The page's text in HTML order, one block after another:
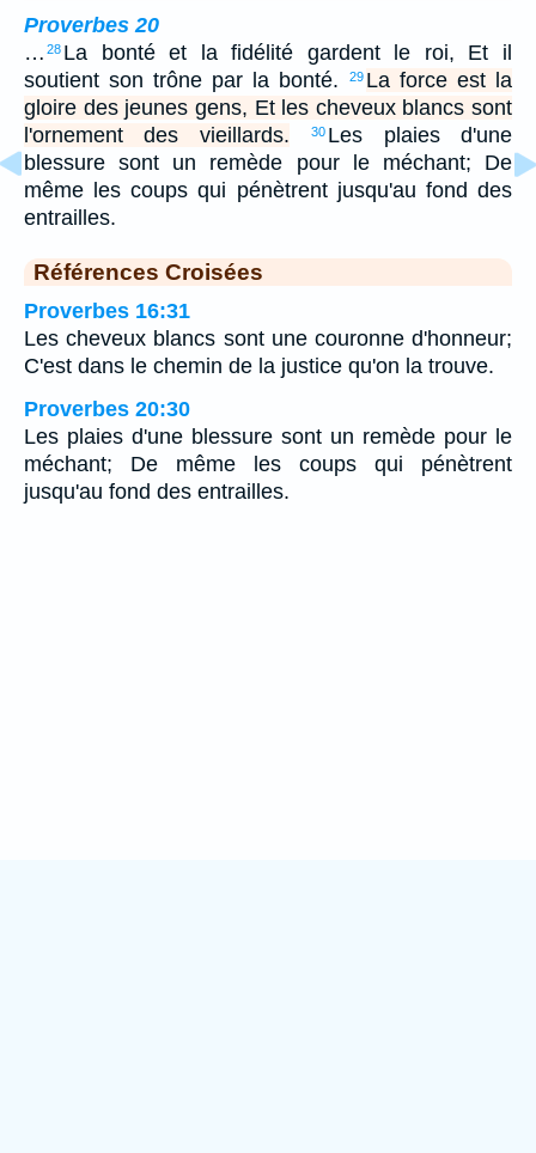
Proverbes 20
… 28 La bonté et la fidélité gardent le roi, Et il
soutient son trône par la bonté.
29 La force est la
gloire des jeunes gens, Et les cheveux blancs sont
l'ornement des vieillards.
30 Les plaies d'une
blessure sont un remède pour le méchant; De
même les coups qui pénètrent jusqu'au fond des
entrailles.
Références Croisées
Proverbes 16:31
Les cheveux blancs sont une couronne d'honneur;
C'est dans le chemin de la justice qu'on la trouve.
Proverbes 20:30
Les plaies d'une blessure sont un remède pour le
méchant; De même les coups qui pénètrent
jusqu'au fond des entrailles.